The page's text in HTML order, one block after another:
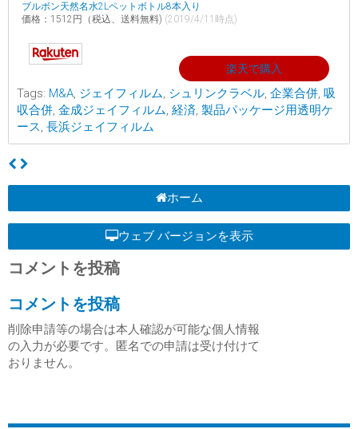
ブルボン天然名水2Lペットボトル8本入り
価格：1512円（税込、送料無料) (2019/4/11時点)
楽天で購入
Tags: M&A, ジェイフィルム, シュリンクラベル, 企業合併, 吸
収合併, 金成ジェイフィルム, 経済, 製品パッケージ用透明ケ
ース, 長浜ジェイフィルム
ホーム
ウェブ バージョンを表示
コメントを投稿
コメントを投稿
削除申請等の場合は本人確認が可能な個人情報
の入力が必要です。匿名での申請は受け付けて
おりません。